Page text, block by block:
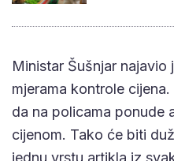
Ministar Šušnjar najavio
mjerama kontrole
da na policama ponude
cijenom. Tako će biti
jednu vrstu artikla iz